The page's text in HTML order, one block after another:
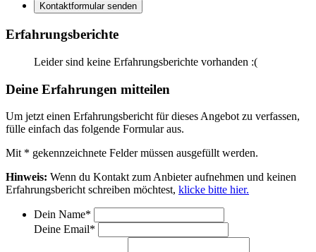
Kontaktformular senden
Erfahrungsberichte
Leider sind keine Erfahrungsberichte vorhanden :(
Deine Erfahrungen mitteilen
Um jetzt einen Erfahrungsbericht für dieses Angebot zu verfassen,
fülle einfach das folgende Formular aus.
Mit * gekennzeichnete Felder müssen ausgefüllt werden.
Hinweis: Wenn du Kontakt zum Anbieter aufnehmen und keinen
Erfahrungsbericht schreiben möchtest, klicke bitte hier.
Dein Name*
Deine Email*